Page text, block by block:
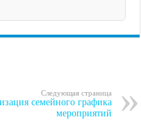
Следующая страница
семейного графика
мероприятий